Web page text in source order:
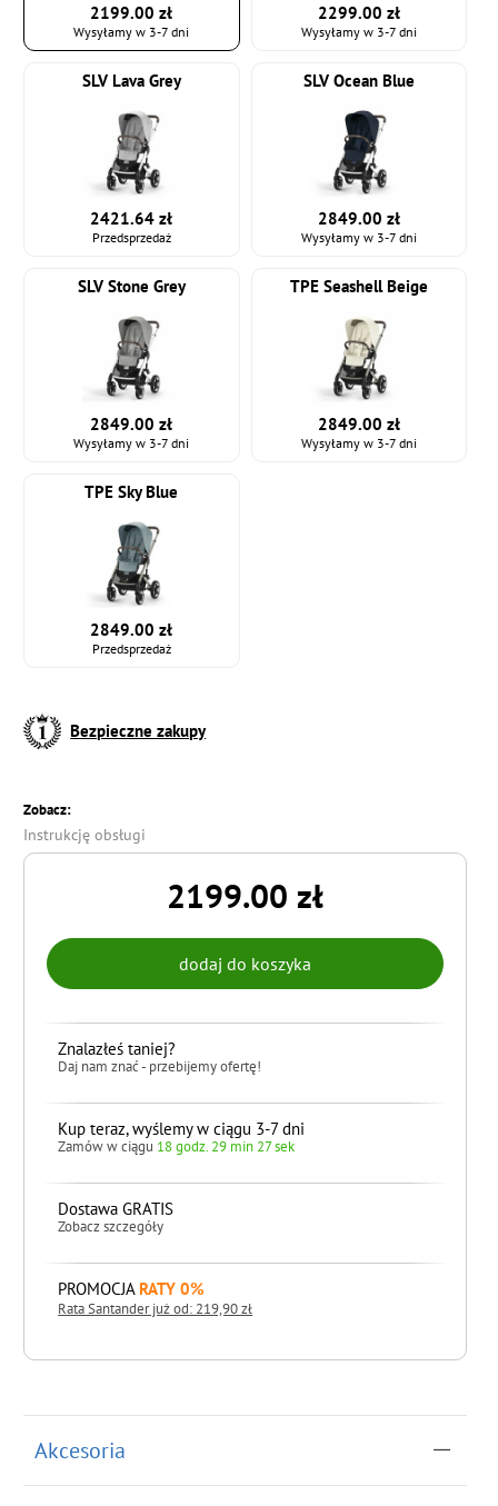
2199.00 zł
Wysyłamy w 3-7 dni
2299.00 zł
Wysyłamy w 3-7 dni
SLV Lava Grey
2421.64 zł
Przedsprzedaż
SLV Ocean Blue
2849.00 zł
Wysyłamy w 3-7 dni
SLV Stone Grey
2849.00 zł
Wysyłamy w 3-7 dni
TPE Seashell Beige
2849.00 zł
Wysyłamy w 3-7 dni
TPE Sky Blue
2849.00 zł
Przedsprzedaż
Bezpieczne zakupy
Zobacz:
Instrukcję obsługi
2199.00 zł
Znalazłeś taniej?
Daj nam znać - przebijemy ofertę!
Kup teraz, wyślemy w ciągu 3-7 dni
Zamów w ciągu 18 godz. 29 min 26 sek
Dostawa GRATIS
Zobacz szczegóły
PROMOCJA RATY 0%
Rata Santander już od: 219,90 zł
Akcesoria